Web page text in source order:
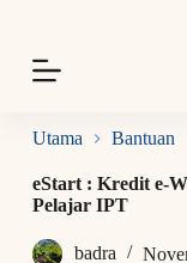
p
o
n
n
Utama Bantuan
eStart : Kredit e-
Pelajar IPT
badra